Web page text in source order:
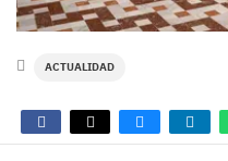
ACTUALIDAD